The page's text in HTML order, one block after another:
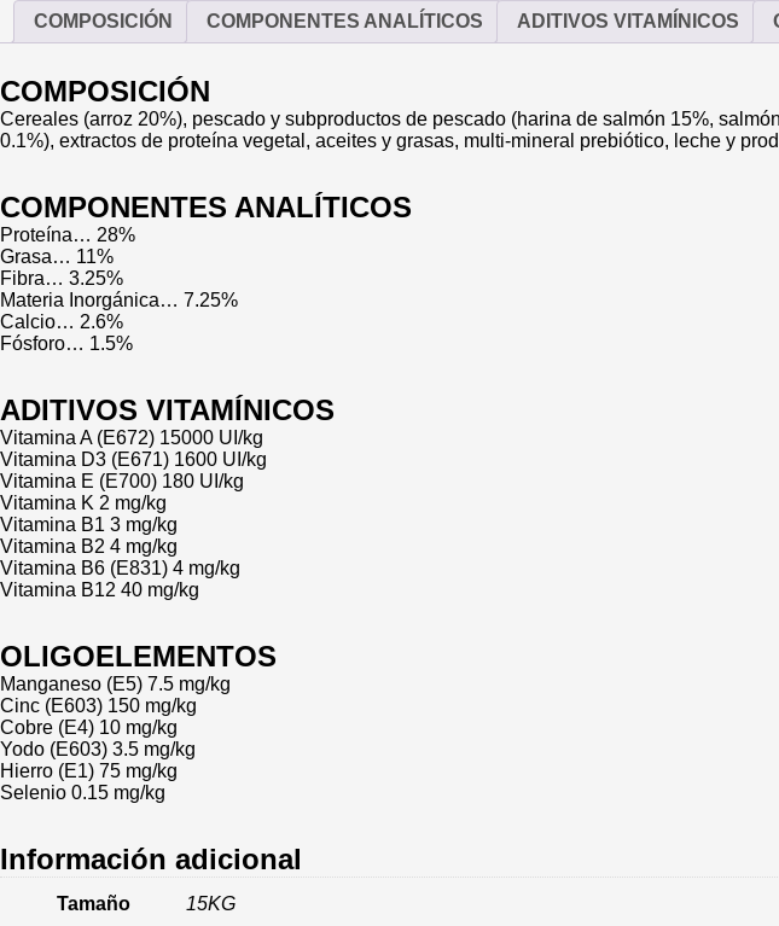
COMPOSICIÓN
COMPONENTES ANALÍTICOS ADITIVOS VITAMÍNICOS
COMPOSICIÓN
Cereales (arroz 20%), pescado y subproductos de pescado (harina de salmón 15%,
0.1%), extractos de proteína vegetal, aceites y grasas, multi-mineral prebiótico, leche y
COMPONENTES ANALÍTICOS
Proteína… 28%
Grasa… 11%
Fibra… 3.25%
Materia Inorgánica… 7.25%
Calcio… 2.6%
Fósforo… 1.5%
ADITIVOS VITAMÍNICOS
Vitamina A (E672) 15000 UI/kg
Vitamina D3 (E671) 1600 UI/kg
Vitamina E (E700) 180 UI/kg
Vitamina K 2 mg/kg
Vitamina B1 3 mg/kg
Vitamina B2 4 mg/kg
Vitamina B6 (E831) 4 mg/kg
Vitamina B12 40 mg/kg
OLIGOELEMENTOS
Manganeso (E5) 7.5 mg/kg
Cinc (E603) 150 mg/kg
Cobre (E4) 10 mg/kg
Yodo (E603) 3.5 mg/kg
Hierro (E1) 75 mg/kg
Selenio 0.15 mg/kg
Información adicional
Tamaño 15KG